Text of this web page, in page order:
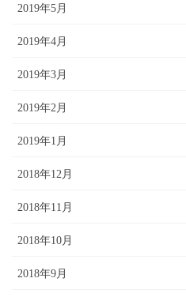
2019年5月
2019年4月
2019年3月
2019年2月
2019年1月
2018年12月
2018年11月
2018年10月
2018年9月